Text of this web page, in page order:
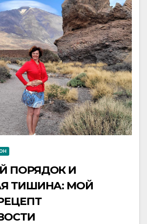
ПОРЯДОК И
ТИШИНА: МОЙ